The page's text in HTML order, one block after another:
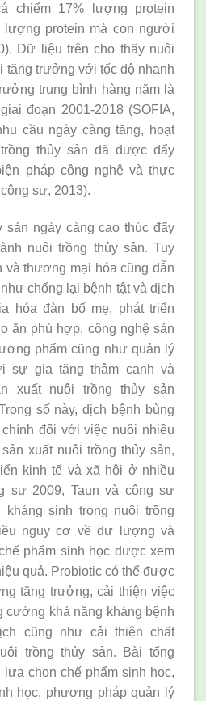
chiếm 17% lượng protein
lượng protein mà con người
Dữ liệu trên cho thấy nuôi
tăng trưởng với tốc độ nhanh
trung bình hàng năm là
đoạn 2001-2018 (SOFIA,
cầu ngày càng tăng, hoạt
thủy sản đã được đẩy
pháp công nghệ và thực
sự, 2013).
sản ngày càng cao thúc đẩy
nuôi trồng thủy sản. Tuy
và thương mại hóa cũng dẫn
chống lại bệnh tật và dịch
hóa đàn bố mẹ, phát triển
ăn phù hợp, công nghệ sản
phẩm cũng như quản lý
sự gia tăng thâm canh và
xuất nuôi trồng thủy sản
số này, dịch bệnh bùng
đối với việc nuôi nhiều
xuất nuôi trồng thủy sản,
kinh tế và xã hội ở nhiều
sự 2009, Taun và cộng sự
sinh trong nuôi trồng
nguy cơ về dư lượng và
phẩm sinh học được xem
quả. Probiotic có thể được
tăng trưởng, cải thiện việc
cường khả năng kháng bệnh
cũng như cải thiện chất
trồng thủy sản. Bài tổng
chọn chế phẩm sinh học,
học, phương pháp quản lý